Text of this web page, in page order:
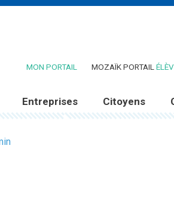
MON PORTAIL (CE LIEN OUVRE DANS
MOZAÏK PORTAIL
Entreprises Citoyens